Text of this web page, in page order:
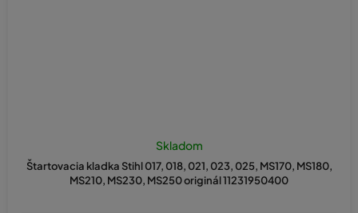
Štartovacia kladka Stihl 017, 018, 021, 023, 025, MS170, MS180,
MS210, MS230, MS250 originál 11231950400
Skladom